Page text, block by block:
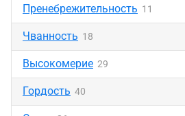
Пренебрежительность 11
Чванность 18
Высокомерие 29
Гордость 40